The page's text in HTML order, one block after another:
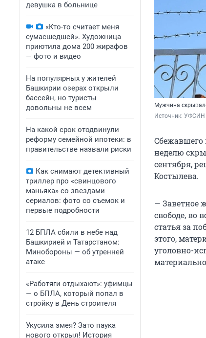
девушка в больнице
«Кто-то считает меня
сумасшедшей». Художница
приютила дома 200 жирафов
— фото и видео
На популярных у жителей
Башкирии озерах открыли
бассейн, но туристы
довольны не всем
На какой срок отодвинули
реформу семейной ипотеки: в
правительстве назвали риски
Как снимают детективный
триллер про «свинцового
маньяка» со звездами
сериалов: фото со съемок и
первые подробности
12 БПЛА сбили в небе над
Башкирией и Татарстаном:
Минобороны — об утренней
атаке
«Работяги отдыхают»: уфимцы
— о БПЛА, который попал в
стройку в День строителя
Укусила змея? Зато паука
нового открыл! История
Мужчина
Источник: УФСИН
Сбежавшего
неделю
сентября,
Костылева.
— Заветное
свободе, во
статья за
этого,
уголовно-